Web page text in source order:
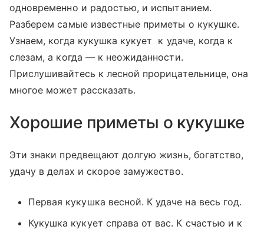
одновременно и радостью, и испытанием.
Разберем самые известные приметы о кукушке.
Узнаем, когда кукушка кукует к удаче, когда к
слезам, а когда — к неожиданности.
Прислушивайтесь к лесной прорицательнице, она
многое может рассказать.
Хорошие приметы о кукушке
Эти знаки предвещают долгую жизнь, богатство,
удачу в делах и скорое замужество.
Первая кукушка весной. К удаче на весь год.
Кукушка кукует справа от вас. К счастью и к